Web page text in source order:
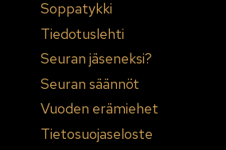
Soppatykki
Tiedotuslehti
Seuran jäseneksi?
Seuran säännöt
Vuoden erämiehet
Tietosuojaseloste